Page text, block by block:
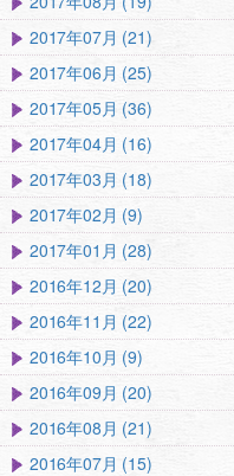
2017年07月 (21)
2017年06月 (25)
2017年05月 (36)
2017年04月 (16)
2017年03月 (18)
2017年02月 (9)
2017年01月 (28)
2016年12月 (20)
2016年11月 (22)
2016年10月 (9)
2016年09月 (20)
2016年08月 (21)
2016年07月 (15)